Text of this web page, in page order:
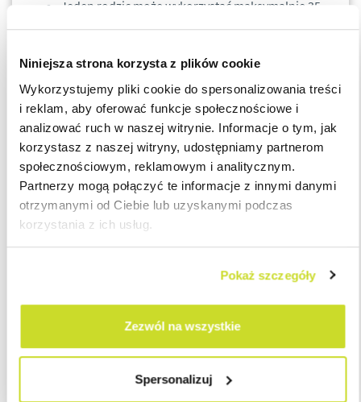
Niniejsza strona korzysta z plików cookie
Wykorzystujemy pliki cookie do spersonalizowania treści
i reklam, aby oferować funkcje społecznościowe i
analizować ruch w naszej witrynie. Informacje o tym, jak
korzystasz z naszej witryny, udostępniamy partnerom
społecznościowym, reklamowym i analitycznym.
Partnerzy mogą połączyć te informacje z innymi danymi
otrzymanymi od Ciebie lub uzyskanymi podczas
korzystania z ich usług.
Pokaż szczegóły
Zezwól na wszystkie
Spersonalizuj
Jeden rodzic może wykorzystać maksymalnie 35
miesięcy urlopu wychowawczego;
kalendarzowego, w którym dziecko kończy 6 rok
życia;
Nie przysługuje żaden zasiłek ani wynagrodzenie
za urlop wychowawczy;
URLOP RODZICIELSKI :
Przysługuje 32 tygodnie dla ciąży pojedynczej oraz
34 tygodnie dla ciąży mnogiej;
Można wykorzystać w 5 częściach, maksymalnie
Zasiłek przysługujący za okres tego urlopu to 70%
lub 81,50% podstawy wymiaru zasiłku – wysokość
świadczenia zależy od podjętej decyzji przez